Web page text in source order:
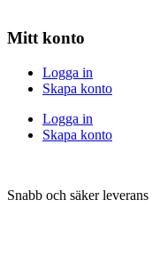
Mitt konto
Logga in
Skapa konto
Logga in
Skapa konto
Snabb och säker leverans